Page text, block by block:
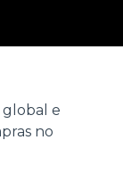
e
no